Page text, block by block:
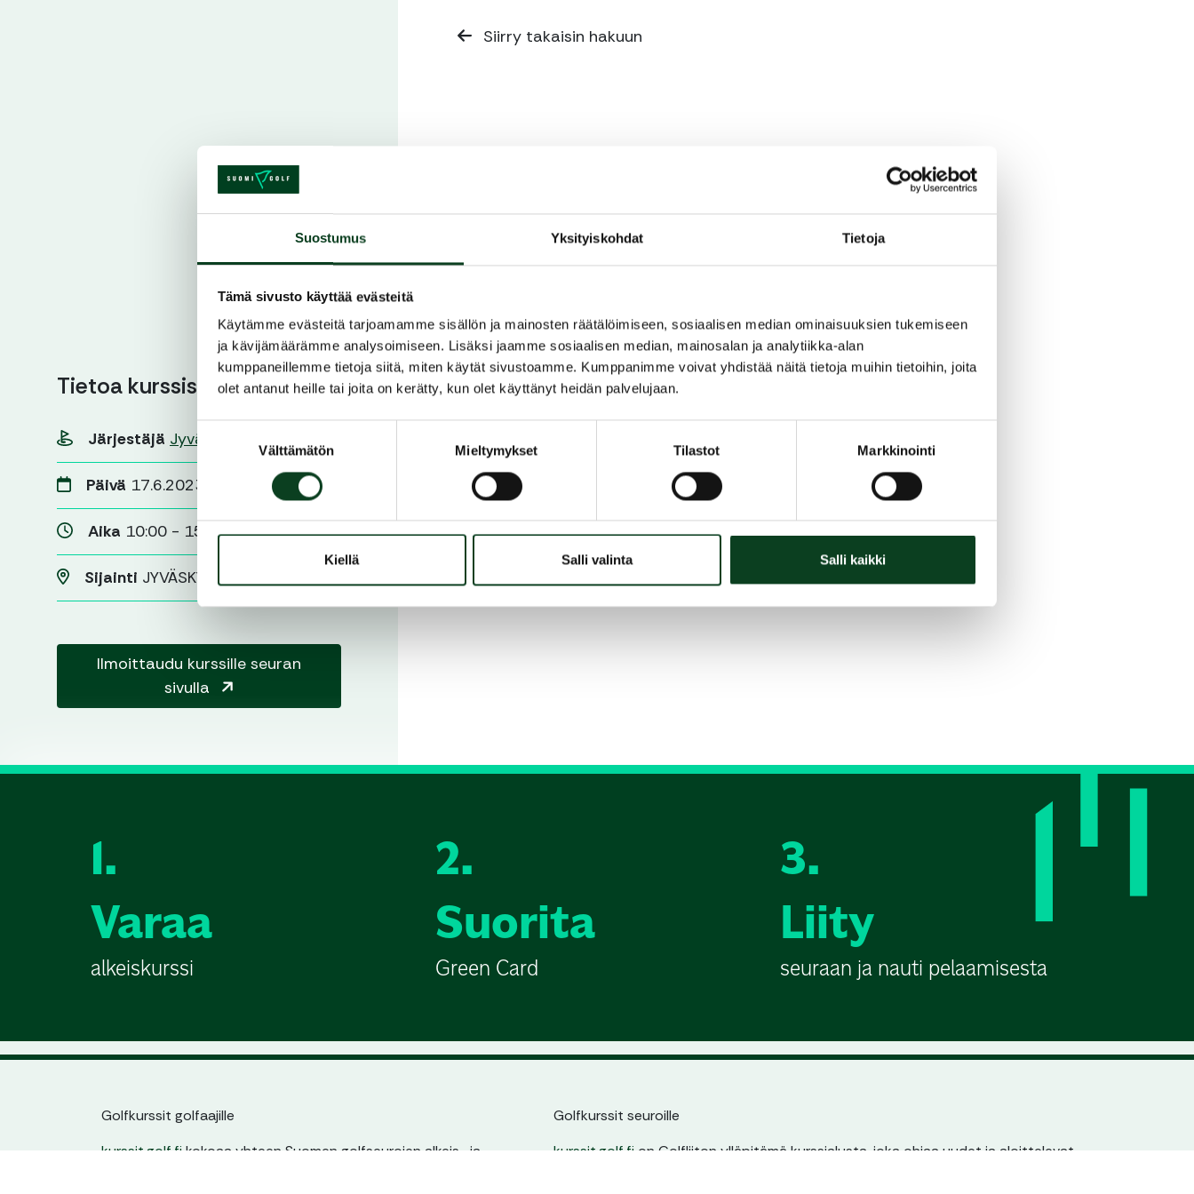
Suostumus Yksityiskohdat Tietoja
Tämä sivusto käyttää evästeitä
Käytämme evästeitä tarjoamamme sisällön ja mainosten räätälöimiseen, sosiaalisen median ominaisuuksien tukemiseen
ja kävijämäärämme analysoimiseen. Lisäksi jaamme sosiaalisen median, mainosalan ja analytiikka-alan
kumppaneillemme tietoja siitä, miten käytät sivustoamme. Kumppanimme voivat yhdistää näitä tietoja muihin tietoihin, joita
olet antanut heille tai joita on kerätty, kun olet käyttänyt heidän palvelujaan.
valinta
Välttämätön Mieltymykset Tilastot Markkinointi
Kiellä Salli valinta Salli kaikki
Tietoa kurssista
Järjestäjä Jyväs-Golf
Päivä 17.6.2023
Aika 10:00 - 15:00
Sijainti JYVÄSKYLÄ
Ilmoittaudu kurssille seuran
sivulla
Siirry takaisin hakuun
1.
Varaa
alkeiskurssi
2.
Suorita
Green Card
3.
Liity
seuraan ja nauti pelaamisesta
Golfkurssit golfaajille
kurssit.golf.fikokoaa yhteen Suomen golfseurojen alkeis- ja
Golfkurssit seuroille
kurssit.golf.fi on Golfliiton ylläpitämä kurssialusta, joka ohjaa uudet ja aloittelevat